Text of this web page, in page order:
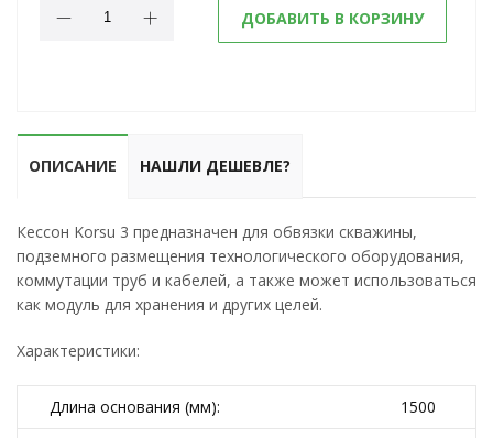
ДОБАВИТЬ В КОРЗИНУ
ОПИСАНИЕ НАШЛИ ДЕШЕВЛЕ?
Кессон Korsu 3 предназначен для обвязки скважины,
подземного размещения технологического оборудования,
коммутации труб и кабелей, а также может использоваться
как модуль для хранения и других целей.
Характеристики:
Длина основания (мм): 1500